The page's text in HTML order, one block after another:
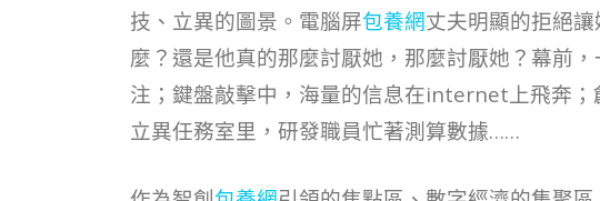
技、立異的圖景。電腦屏包養網丈夫明顯的拒絕
麼？還是他真的那麼討厭她，那麼討厭她？幕前，
注；鍵盤敲擊中，海量的信息在internet上飛奔；
立異任務室里，研發職員忙著測算數據……